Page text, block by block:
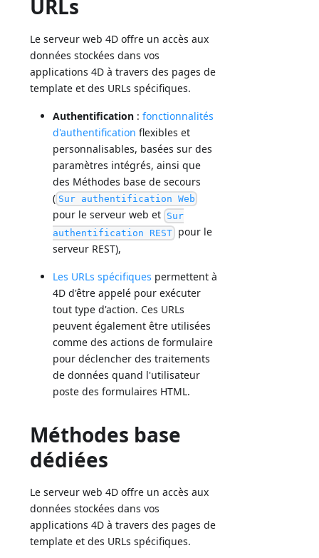
URLs
Le serveur web 4D offre un accès aux
données stockées dans vos
applications 4D à travers des pages de
template et des URLs spécifiques.
Authentification :fonctionnalités
d'authentification flexibles et
personnalisables, basées sur des
paramètres intégrés, ainsi que
des Méthodes base de secours
( Sur authentification Web
pour le serveur web et Sur
authentification REST pour le
serveur REST),
Les URLs spécifiques permettent à
4D d'être appelé pour exécuter
tout type d'action. Ces URLs
peuvent également être utilisées
comme des actions de formulaire
pour déclencher des traitements
de données quand l'utilisateur
poste des formulaires HTML.
Méthodes base
dédiées
Le serveur web 4D offre un accès aux
données stockées dans vos
applications 4D à travers des pages de
template et des URLs spécifiques.